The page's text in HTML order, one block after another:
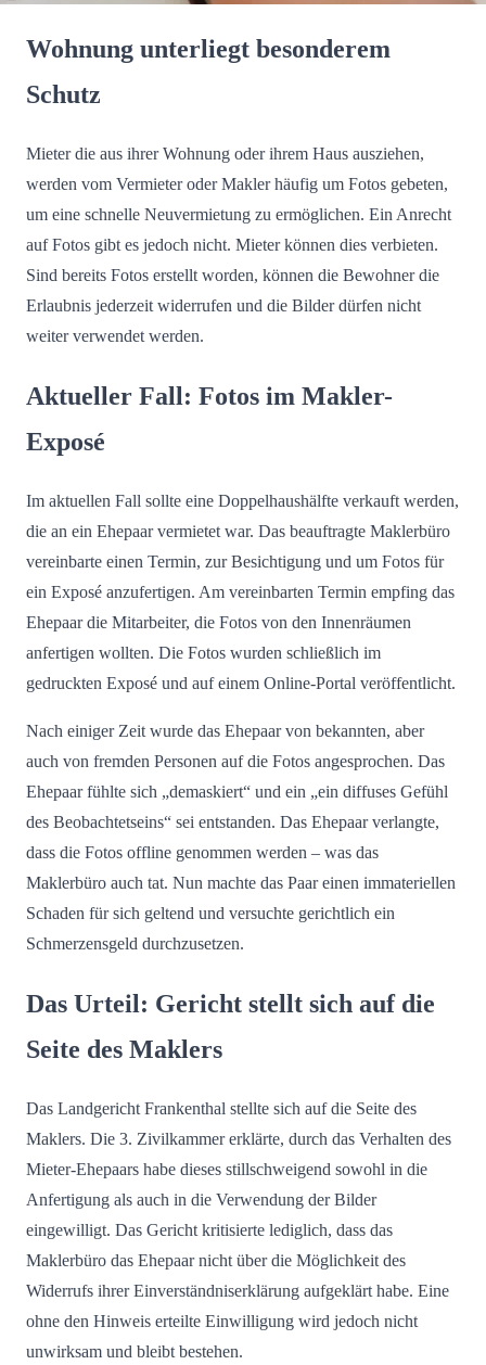
Wohnung unterliegt besonderem
Schutz
Mieter die aus ihrer Wohnung oder ihrem Haus ausziehen,
werden vom Vermieter oder Makler häufig um Fotos gebeten,
um eine schnelle Neuvermietung zu ermöglichen. Ein Anrecht
auf Fotos gibt es jedoch nicht. Mieter können dies verbieten.
Sind bereits Fotos erstellt worden, können die Bewohner die
Erlaubnis jederzeit widerrufen und die Bilder dürfen nicht
weiter verwendet werden.
Aktueller Fall: Fotos im Makler-
Exposé
Im aktuellen Fall sollte eine Doppelhaushälfte verkauft werden,
die an ein Ehepaar vermietet war. Das beauftragte Maklerbüro
vereinbarte einen Termin, zur Besichtigung und um Fotos für
ein Exposé anzufertigen. Am vereinbarten Termin empfing das
Ehepaar die Mitarbeiter, die Fotos von den Innenräumen
anfertigen wollten. Die Fotos wurden schließlich im
gedruckten Exposé und auf einem Online-Portal veröffentlicht.
Nach einiger Zeit wurde das Ehepaar von bekannten, aber
auch von fremden Personen auf die Fotos angesprochen. Das
Ehepaar fühlte sich „demaskiert“ und ein „ein diffuses Gefühl
des Beobachtetseins“ sei entstanden. Das Ehepaar verlangte,
dass die Fotos offline genommen werden – was das
Maklerbüro auch tat. Nun machte das Paar einen immateriellen
Schaden für sich geltend und versuchte gerichtlich ein
Schmerzensgeld durchzusetzen.
Das Urteil: Gericht stellt sich auf die
Seite des Maklers
Das Landgericht Frankenthal stellte sich auf die Seite des
Maklers. Die 3. Zivilkammer erklärte, durch das Verhalten des
Mieter-Ehepaars habe dieses stillschweigend sowohl in die
Anfertigung als auch in die Verwendung der Bilder
eingewilligt. Das Gericht kritisierte lediglich, dass das
Maklerbüro das Ehepaar nicht über die Möglichkeit des
Widerrufs ihrer Einverständniserklärung aufgeklärt habe. Eine
ohne den Hinweis erteilte Einwilligung wird jedoch nicht
unwirksam und bleibt bestehen.